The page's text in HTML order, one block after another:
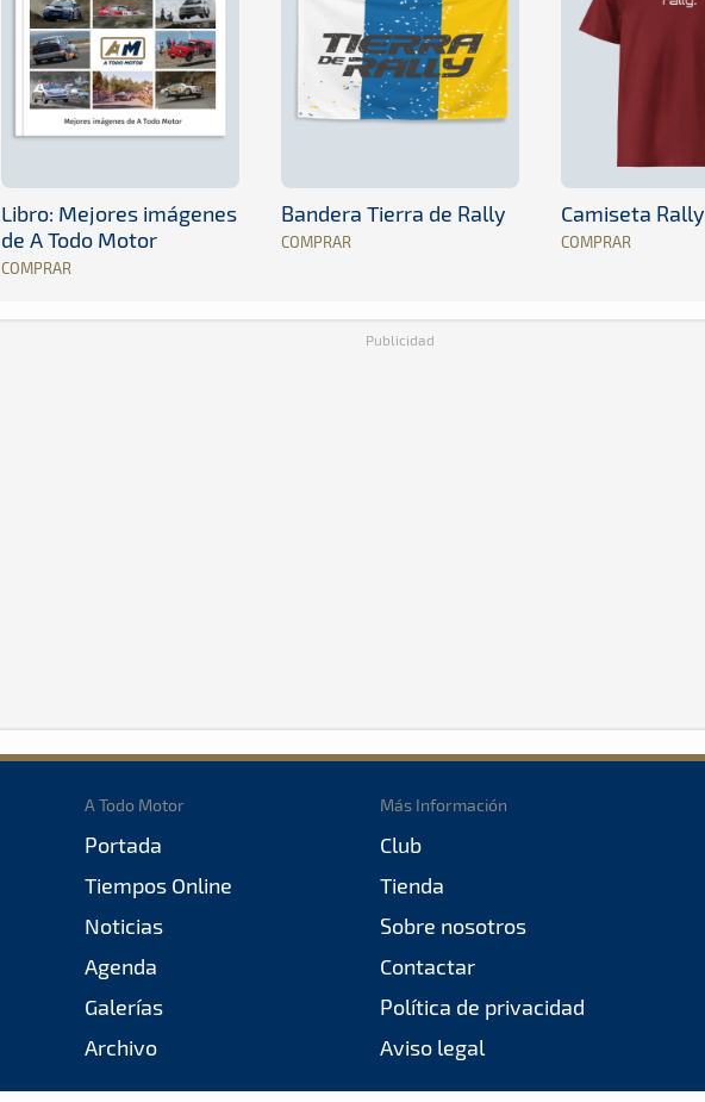
Libro: Mejores imágenes
de A Todo Motor
COMPRAR
Bandera Tierra de Rally
COMPRAR
Camiseta Rally
COMPRAR
Publicidad
A Todo Motor
Portada
Tiempos Online
Noticias
Agenda
Galerías
Archivo
Más Información
Club
Tienda
Sobre nosotros
Contactar
Política de privacidad
Aviso legal